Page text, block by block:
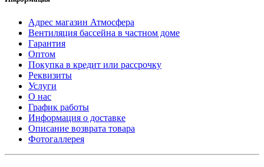
Адрес магазин Атмосфера
Вентиляция бассейна в частном доме
Гарантия
Оптом
Покупка в кредит или рассрочку
Реквизиты
Услуги
О нас
График работы
Информация о доставке
Описание возврата товара
Фотогаллерея